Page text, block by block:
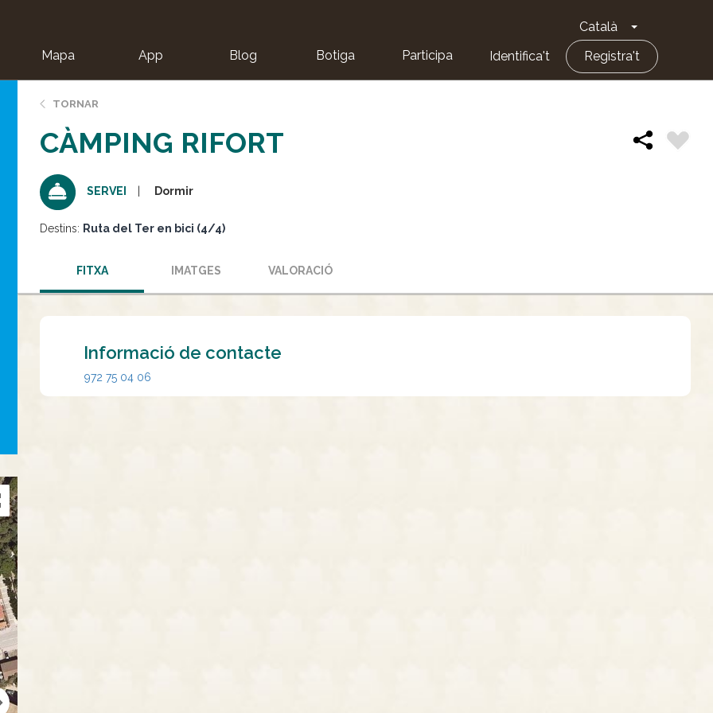
Català Toggle
Mapa App Blog Botiga Participa Identifica't Registra't
TORNAR
CÀMPING RIFORT
SERVEI Dormir
Destins: Ruta del Ter en bici (4/4)
FITXA IMATGES VALORACIÓ
Informació de contacte
972 75 04 06